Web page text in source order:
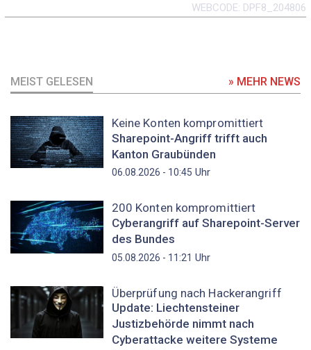
WEBCODE DPF8_204806
MEIST GELESEN » MEHR NEWS
Keine Konten kompromittiert
Sharepoint-Angriff trifft auch
Kanton Graubünden
06.08.2026 - 10:45 Uhr
200 Konten kompromittiert
Cyberangriff auf Sharepoint-Server
des Bundes
05.08.2026 - 11:21 Uhr
Überprüfung nach Hackerangriff
Update: Liechtensteiner
Justizbehörde nimmt nach
Cyberattacke weitere Systeme